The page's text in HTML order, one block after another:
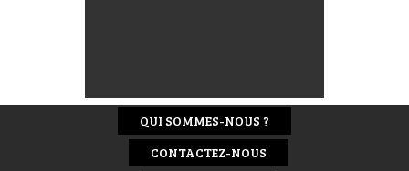
QUI SOMMES-NOUS ?
CONTACTEZ-NOUS